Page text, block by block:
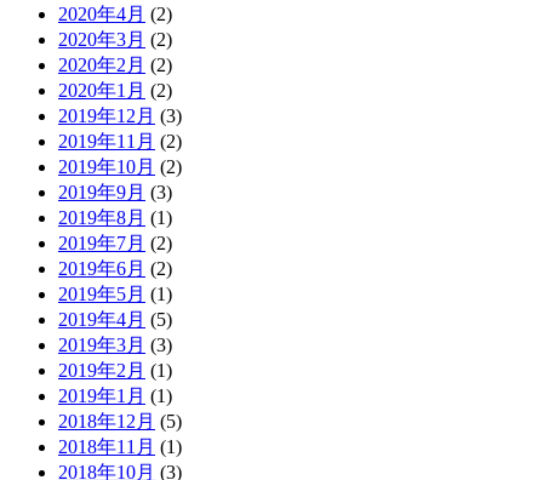
2020年4月 (2)
2020年3月 (2)
2020年2月 (2)
2020年1月 (2)
2019年12月 (3)
2019年11月 (2)
2019年10月 (2)
2019年9月 (3)
2019年8月 (1)
2019年7月 (2)
2019年6月 (2)
2019年5月 (1)
2019年4月 (5)
2019年3月 (3)
2019年2月 (1)
2019年1月 (1)
2018年12月 (5)
2018年11月 (1)
2018年10月 (3)